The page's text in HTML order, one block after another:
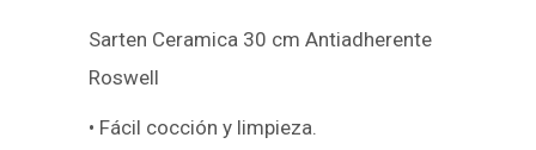
Sarten Ceramica 30 cm Antiadherente
Roswell
• Fácil cocción y limpieza.